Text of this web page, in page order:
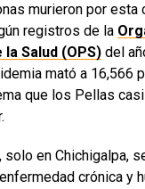
murieron por esta
registros de la
Salud (OPS) del
mató a 16,566
que los Pellas
solo en Chichigalpa,
crónica y